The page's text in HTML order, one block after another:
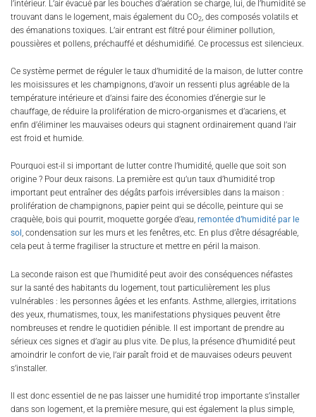
l’intérieur. L’air évacué par les bouches d’aération se charge, lui, de l’humidité se
trouvant dans le logement, mais également du CO2 , des composés volatils et
des émanations toxiques. L’air entrant est filtré pour éliminer pollution,
poussières et pollens, préchauffé et déshumidifié. Ce processus est silencieux.
Ce système permet de réguler le taux d’humidité de la maison, de lutter contre
les moisissures et les champignons, d’avoir un ressenti plus agréable de la
température intérieure et d’ainsi faire des économies d’énergie sur le
chauffage, de réduire la prolifération de micro-organismes et d’acariens, et
enfin d’éliminer les mauvaises odeurs qui stagnent ordinairement quand l’air
est froid et humide.
Pourquoi est-il si important de lutter contre l’humidité, quelle que soit son
origine ? Pour deux raisons. La première est qu’un taux d’humidité trop
important peut entraîner des dégâts parfois irréversibles dans la maison :
prolifération de champignons, papier peint qui se décolle, peinture qui se
craquèle, bois qui pourrit, moquette gorgée d’eau, remontée d’humidité par le
sol , condensation sur les murs et les fenêtres, etc. En plus d’être désagréable,
cela peut à terme fragiliser la structure et mettre en péril la maison.
La seconde raison est que l’humidité peut avoir des conséquences néfastes
sur la santé des habitants du logement, tout particulièrement les plus
vulnérables : les personnes âgées et les enfants. Asthme, allergies, irritations
des yeux, rhumatismes, toux, les manifestations physiques peuvent être
nombreuses et rendre le quotidien pénible. Il est important de prendre au
sérieux ces signes et d’agir au plus vite. De plus, la présence d’humidité peut
amoindrir le confort de vie, l’air paraît froid et de mauvaises odeurs peuvent
s’installer.
Il est donc essentiel de ne pas laisser une humidité trop importante s’installer
dans son logement, et la première mesure, qui est également la plus simple,